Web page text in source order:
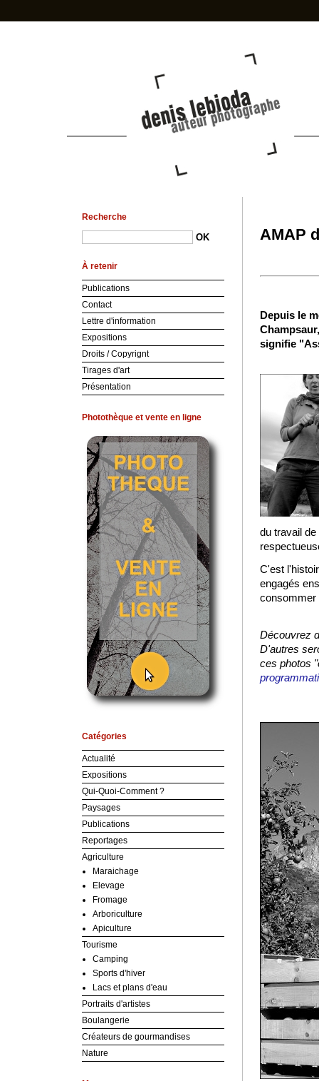
photo-
AMAP
Depuis le
signifie
du travail
C'est
engagés
consommer
Découvrez
D'autres
ces photos
Recherche
À retenir
Publications
Contact
Lettre d'information
Expositions
Droits / Copyrignt
Tirages d'art
Présentation
Photothèque et vente en ligne
Catégories
Actualité
Expositions
Qui-Quoi-Comment ?
Paysages
Publications
Reportages
Agriculture
Maraichage
Elevage
Fromage
Arboriculture
Apiculture
Tourisme
Camping
Sports d'hiver
Lacs et plans d'eau
Portraits d'artistes
Boulangerie
Créateurs de gourmandises
Nature